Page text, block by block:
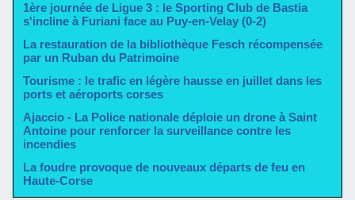
1ère journée de Ligue 3 : le Sporting Club de Bastia
s'incline à Furiani face au Puy-en-Velay (0-2)
La restauration de la bibliothèque Fesch récompensée
par un Ruban du Patrimoine
Tourisme : le trafic en légère hausse en juillet dans les
ports et aéroports corses
Ajaccio - La Police nationale déploie un drone à Saint
Antoine pour renforcer la surveillance contre les
incendies
La foudre provoque de nouveaux départs de feu en
Haute-Corse